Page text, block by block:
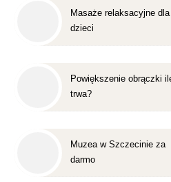
Masaże relaksacyjne dla
dzieci
Powiększenie obrączki
trwa?
Muzea w Szczecinie za
darmo